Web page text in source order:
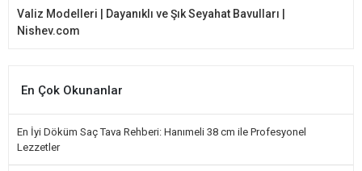
Valiz Modelleri | Dayanıklı ve Şık Seyahat Bavulları |
Nishev.com
En Çok Okunanlar
En İyi Döküm Saç Tava Rehberi: Hanımeli 38 cm ile Profesyonel
Lezzetler